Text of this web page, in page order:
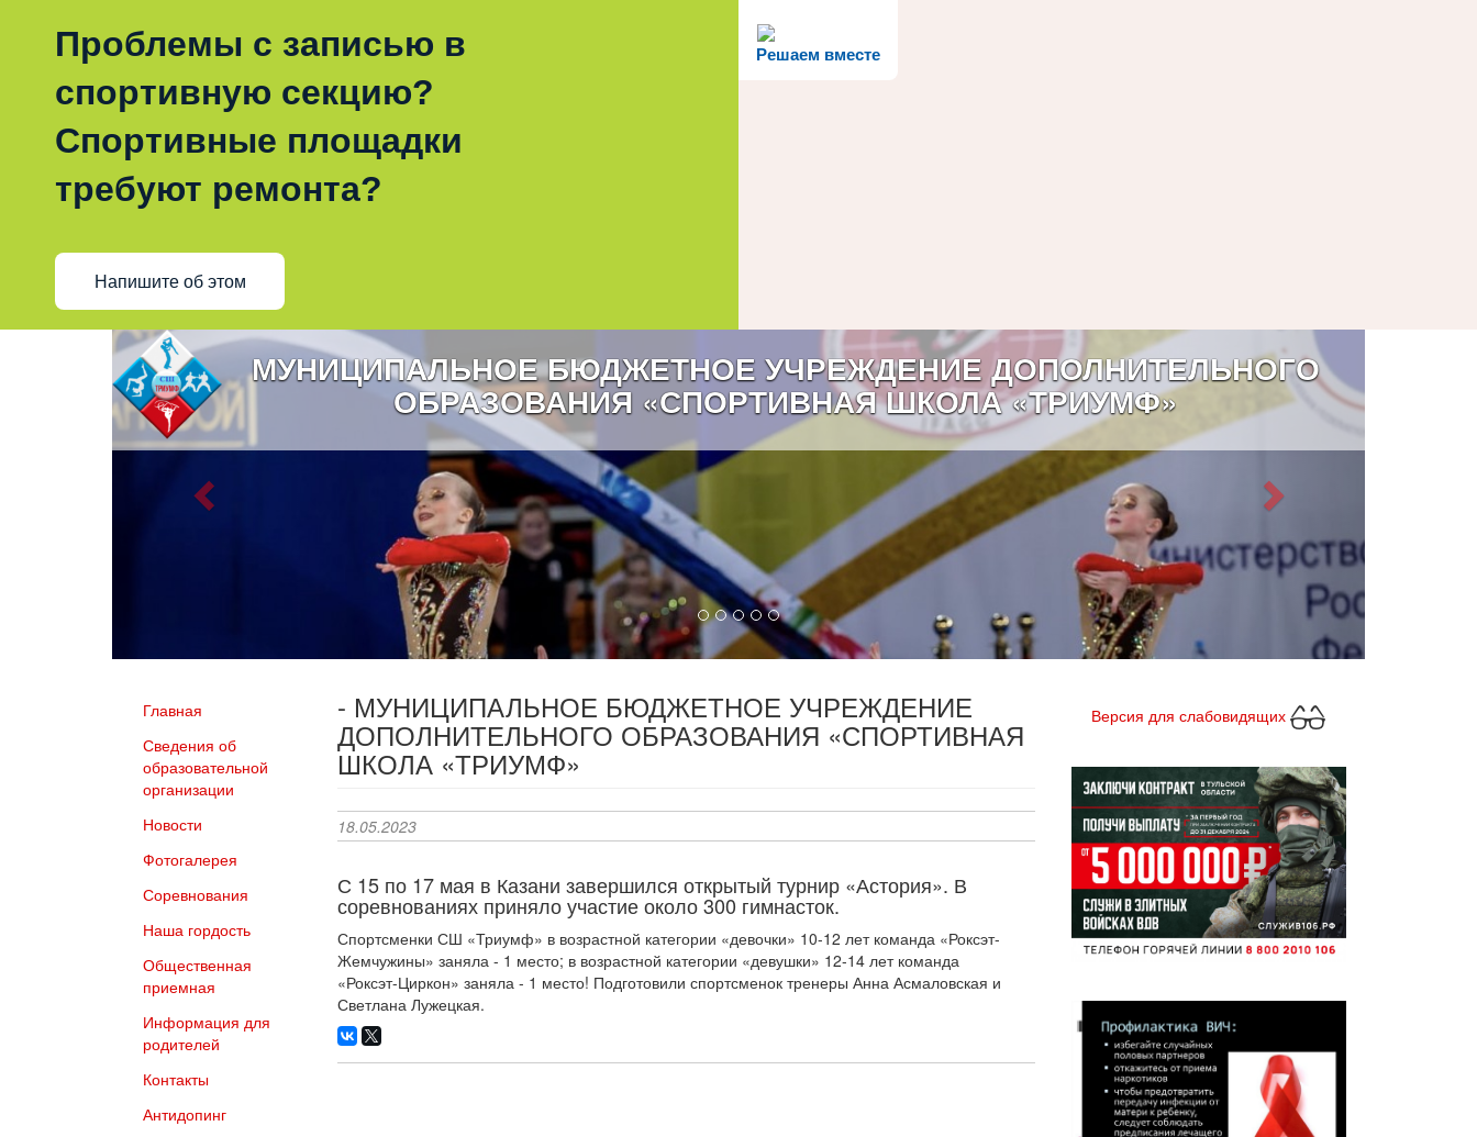
Решаем вместе
Проблемы с записью в
спортивную секцию?
Спортивные площадки
требуют ремонта?
Напишите об этом
МУНИЦИПАЛЬНОЕ БЮДЖЕТНОЕ УЧРЕЖДЕНИЕ ДОПОЛНИТЕЛЬНОГО
ОБРАЗОВАНИЯ «СПОРТИВНАЯ ШКОЛА «ТРИУМФ»
Главная
Сведения об
образовательной
организации
Новости
Фотогалерея
Соревнования
Наша гордость
Общественная
приемная
Информация для
родителей
Контакты
Антидопинг
- МУНИЦИПАЛЬНОЕ БЮДЖЕТНОЕ УЧРЕЖДЕНИЕ
ДОПОЛНИТЕЛЬНОГО ОБРАЗОВАНИЯ «СПОРТИВНАЯ
ШКОЛА «ТРИУМФ»
18.05.2023
С 15 по 17 мая в Казани завершился открытый турнир «Астория». В
соревнованиях приняло участие около 300 гимнасток.
Спортсменки СШ «Триумф» в возрастной категории «девочки» 10-12 лет команда «Роксэт-
Жемчужины» заняла - 1 место; в возрастной категории «девушки» 12-14 лет команда
«Роксэт-Циркон» заняла - 1 место! Подготовили спортсменок тренеры Анна Асмаловская и
Светлана Лужецкая.
Версия для слабовидящих